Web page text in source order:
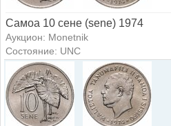
Самоа 10 сене (sene) 1974
Аукцион: Monetnik
Состояние: UNC